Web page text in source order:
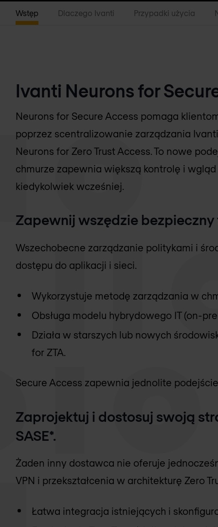
Wstęp Dlaczego Ivanti Przypadki użycia
Ivanti Neurons for
Neurons for Secure Access pomaga
poprzez scentralizowanie zarządzania
Neurons for Zero Trust Access. To nowe
chmurze zapewnia większą kontrolę i
kiedykolwiek wcześniej.
Zapewnij wszędzie
Wszechobecne zarządzanie politykami i
dostępu do aplikacji i sieci.
Wykorzystuje metodę zarządzania w
Obsługa modelu hybrydowego IT (on-
Działa w starszych lub nowych
for ZTA.
Secure Access zapewnia jednolite
Zaprojektuj i dostosuj swoją
SASE*.
Żaden inny dostawca nie oferuje
VPN i przekształcenia w architekturę Zero
Łatwa integracja istniejących i